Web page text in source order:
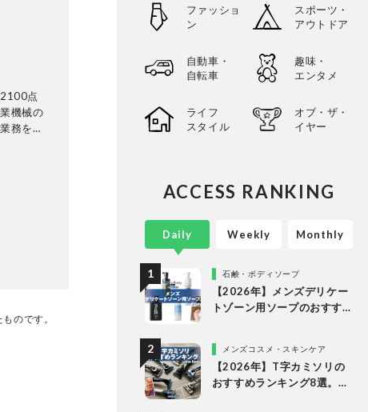
点
機械の
務を経
のです。
ファッショ
ン
スポーツ・
アウトドア
自動車・
自転車
趣味・
エンタメ
ライフ
スタイル
オブ・ザ・
イヤー
ACCESS RANKING
Daily
石鹸・ボディソープ
【2026年】メンズデリケー
トゾーン用ソープのおすす
比較メンズコスメ・スキンケア
【2026年】T字カミソリの
おすすめランキング8選。メ
Weekly Monthly